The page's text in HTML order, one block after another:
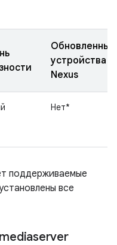
Обновленные
устройства
Nexus
Нет*
поддерживаемые
все